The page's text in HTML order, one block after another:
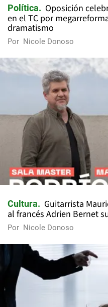
Política
Oposición
en el TC por
dramatismo
Por Nicole Donoso
Cultura
Guitarrista
al francés Adrien Bernet
Por Nicole Donoso